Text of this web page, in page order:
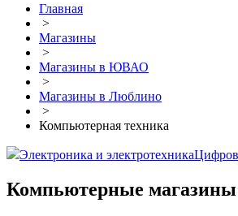
Главная
>
Магазины
>
Магазины в ЮВАО
>
Магазины в Люблино
>
Компьютерная техника
Электроника и электротехника
Компьютерные